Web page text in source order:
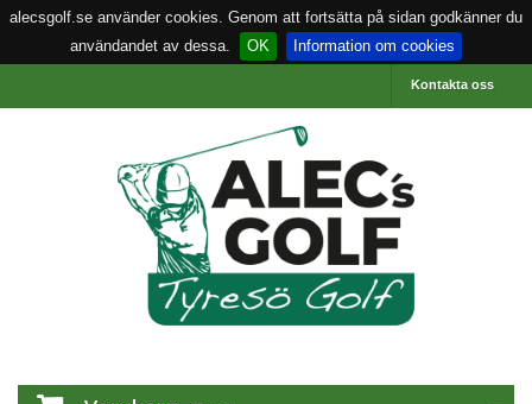
alecsgolf.se använder cookies. Genom att fortsätta på sidan godkänner du
användandet av dessa.
OK Information om cookies
Kontakta oss